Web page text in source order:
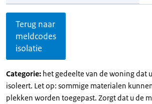
Terug naar
meldcodes
isolatie
Categorie: het gedeelte van de woning dat
isoleert. Let op: sommige materialen
plekken worden toegepast. Zorgt dat u de